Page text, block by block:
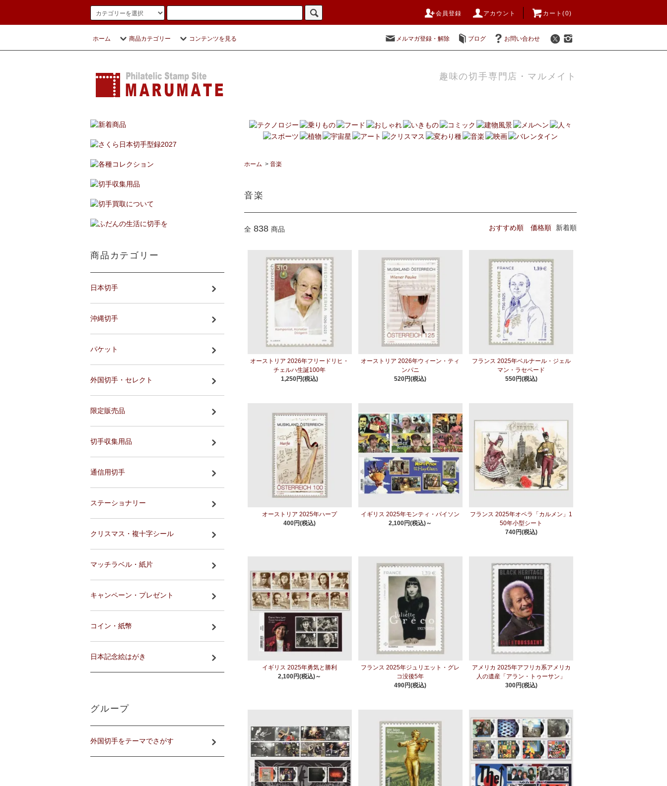
会員登録 アカウント カート(0)
ホーム 商品カテゴリー コンテンツを見る メルマガ登録・解除 ブログ お問い合わせ
趣味の切手専門店・マルメイト
ホーム > 音楽
音楽
全 838 商品 おすすめ順 価格順 新着順
オーストリア 2026年フリードリヒ・
チェルハ生誕100年
1,250円(税込)
オーストリア 2026年ウィーン・ティ
ンパニ
520円(税込)
フランス 2025年ベルナール・ジェル
マン・ラセペード
550円(税込)
オーストリア 2025年ハープ
400円(税込)
イギリス 2025年モンティ・パイソン
2,100円(税込)～
フランス 2025年オペラ「カルメン」1
50年小型シート
740円(税込)
イギリス 2025年勇気と勝利
2,100円(税込)～
フランス 2025年ジュリエット・グレ
コ没後5年
490円(税込)
アメリカ 2025年アフリカ系アメリカ
人の遺産「アラン・トゥーサン」
300円(税込)
商品カテゴリー
日本切手
沖縄切手
パケット
外国切手・セレクト
限定販売品
切手収集用品
通信用切手
ステーショナリー
クリスマス・複十字シール
マッチラベル・紙片
キャンペーン・プレゼント
コイン・紙幣
日本記念絵はがき
グループ
外国切手をテーマでさがす